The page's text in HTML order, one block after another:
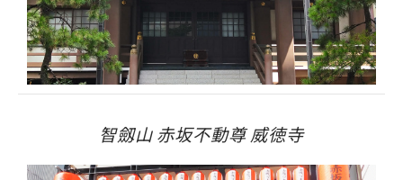
智劔山 赤坂不動尊 威徳寺